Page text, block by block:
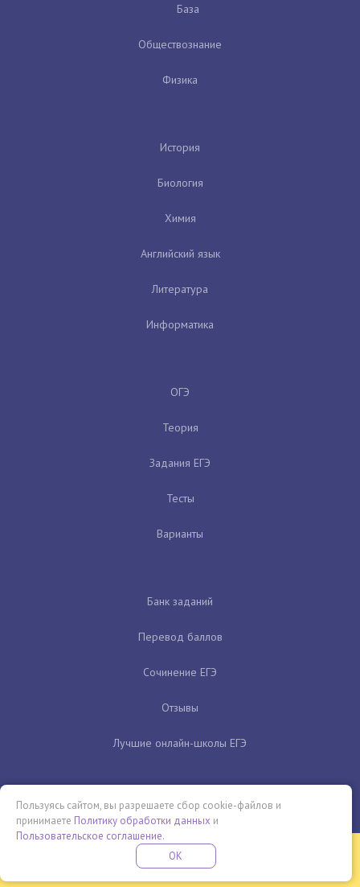
База
Обществознание
Физика
История
Биология
Химия
Английский язык
Литература
Информатика
ОГЭ
Теория
Задания ЕГЭ
Тесты
Варианты
Банк заданий
Перевод баллов
Сочинение ЕГЭ
Отзывы
Лучшие онлайн-школы ЕГЭ
Бесплатная летняя школа
ПРОВЕДИ ЭТО ЛЕТО С ПОЛЬЗОЙ
Пользуясь сайтом, вы разрешаете сбор cookie-файлов и
принимаете Политику обработки данных и
Пользовательское соглашение.
OK